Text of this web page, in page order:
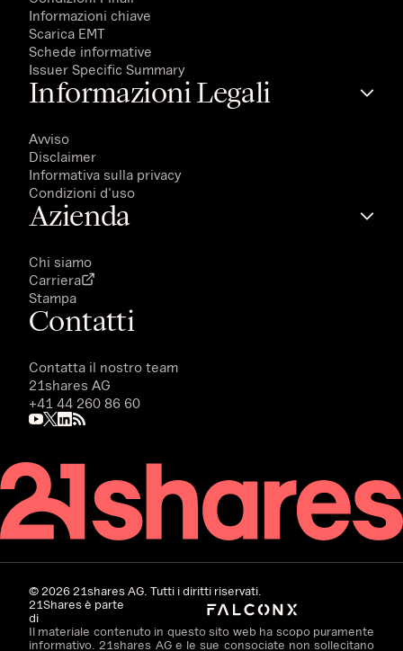
Informazioni chiave
Scarica EMT
Schede informative
Issuer Specific Summary
Informazioni Legali
Avviso
Disclaimer
Informativa sulla privacy
Condizioni d'uso
Azienda
Chi siamo
Carriera
Stampa
Contatti
Contatta il nostro team
21shares AG
+41 44 260 86 60
©202621shares AG. Tutti i diritti riservati.
21Shares è parte
di
Il materiale contenuto in questo sito web ha scopo puramente
informativo. 21shares AG e le sue consociate non sollecitano